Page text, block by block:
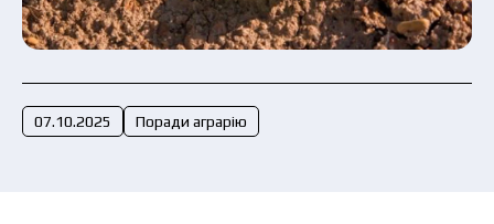
07.10.2025 Поради аграрію